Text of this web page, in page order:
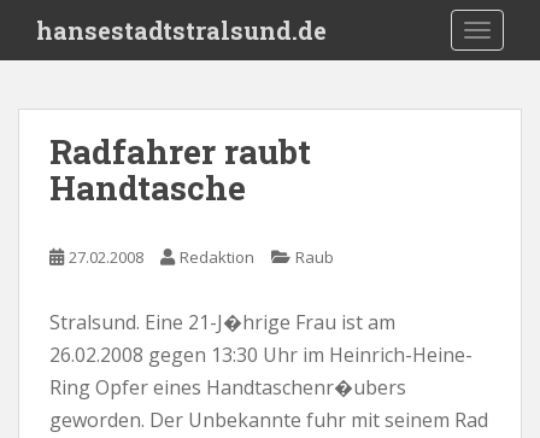
i
hansestadtstralsund.de
Radfahrer raubt
Handtasche
27.02.2008 Redaktion Raub
Stralsund. Eine 21-J�hrige Frau ist am
26.02.2008 gegen 13:30 Uhr im Heinrich-Heine-
Ring Opfer eines Handtaschenr�ubers
geworden. Der Unbekannte fuhr mit seinem Rad